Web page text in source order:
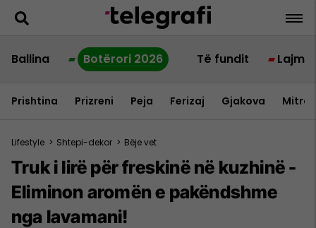
Ballina Botërori 2026 Të fundit Lajme
Prishtina Prizreni Peja Ferizaj Gjakova
Lifestyle > Shtepi-dekor > Bëje vet
Truk i lirë për freskinë në kuzhinë -
Eliminon aromën e pakëndshme
nga lavamani!